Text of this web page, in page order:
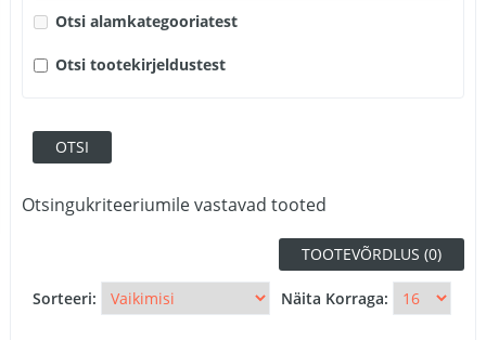
Otsi alamkategooriatest
Otsi tootekirjeldustest
Otsingukriteeriumile vastavad tooted
TOOTEVÕRDLUS (0)
Sorteeri: Näita Korraga: